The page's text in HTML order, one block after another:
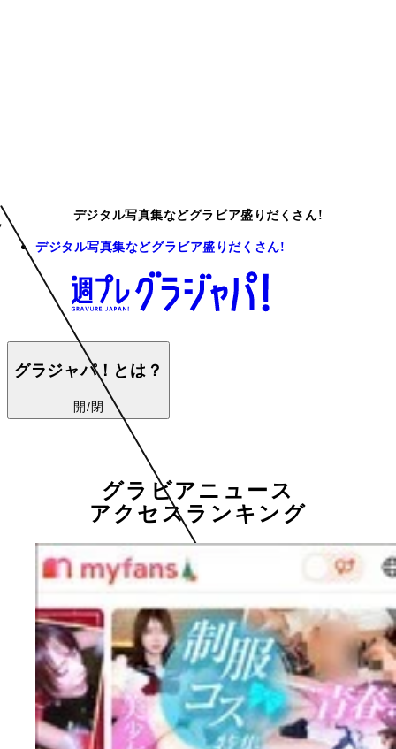
デジタル写真集などグラビア盛りだくさん!
デジタル写真集などグラビア盛りだくさん!
グラジャパ！とは？
開/閉
グラビアニュース
アクセスランキング